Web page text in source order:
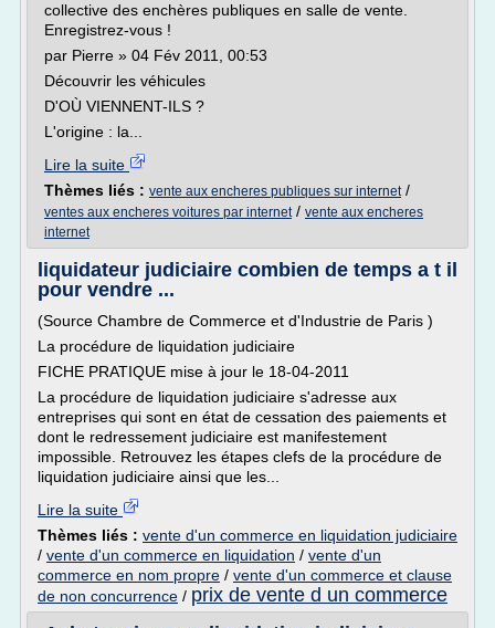
collective des enchères publiques en salle de vente.
Enregistrez-vous !
par Pierre » 04 Fév 2011, 00:53
Découvrir les véhicules
D'OÙ VIENNENT-ILS ?
L'origine : la...
Lire la suite
Thèmes liés : vente aux encheres publiques sur internet/
ventes aux encheres voitures par internet/ vente aux encheres
internet
liquidateur judiciaire combien de temps a t il
pour vendre ...
(Source Chambre de Commerce et d'Industrie de Paris )
La procédure de liquidation judiciaire
FICHE PRATIQUE mise à jour le 18-04-2011
La procédure de liquidation judiciaire s'adresse aux
entreprises qui sont en état de cessation des paiements et
dont le redressement judiciaire est manifestement
impossible. Retrouvez les étapes clefs de la procédure de
liquidation judiciaire ainsi que les...
Lire la suite
Thèmes liés : vente d'un commerce en liquidation judiciaire
/ vente d'un commerce en liquidation / vente d'un
commerce en nom propre / vente d'un commerce et clause
de non concurrence / prix de vente d un commerce